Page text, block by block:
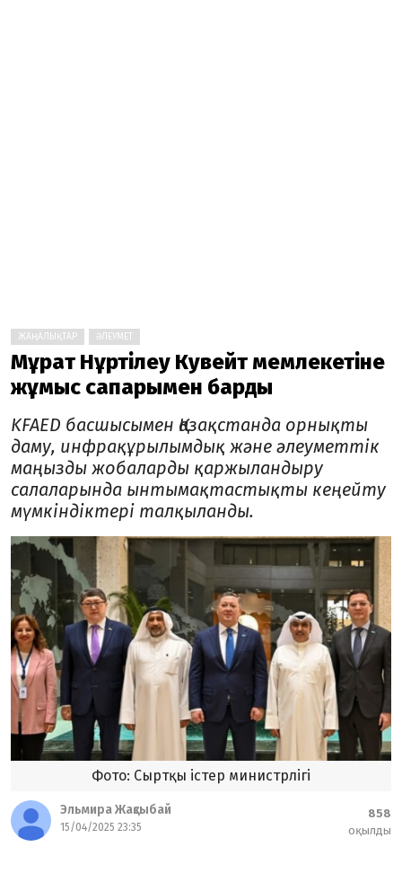
ЖАҢАЛЫҚТАР ӘЛЕУМЕТ
Мұрат Нұртілеу Кувейт мемлекетіне
жұмыс сапарымен барды
KFAED басшысымен Қазақстанда орнықты
даму, инфрақұрылымдық және әлеуметтік
маңызды жобаларды қаржыландыру
салаларында ынтымақтастықты кеңейту
мүмкіндіктері талқыланды.
Фото: Сыртқы істер министрлігі
Эльмира Жақсыбай
15/04/2025 23:35
858
оқылды